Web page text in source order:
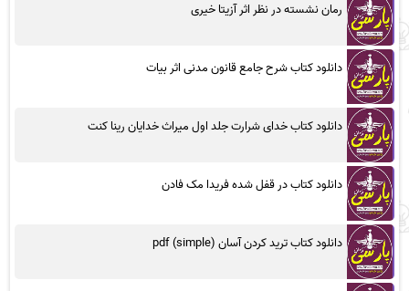
رمان نشسته در نظر اثر آزیتا خیری
دانلود کتاب شرح جامع قانون مدنی اثر بیات
دانلود کتاب خدای شرارت جلد اول میراث خدایان رینا کنت
دانلود کتاب در قفل شده فریدا مک فادن
دانلود کتاب ترید کردن آسان (simple) pdf